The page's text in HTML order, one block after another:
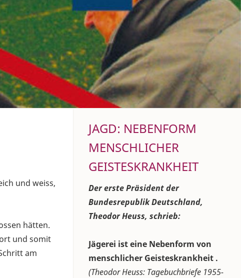
und weiss,
hätten.
und somit
am
JAGD: NEBENFORM
MENSCHLICHER
GEISTESKRANKHEIT
Der erste Präsident der
Bundesrepublik Deutschland,
Theodor Heuss, schrieb:
Jägerei ist eine Nebenform von
menschlicher Geisteskrankheit .
(Theodor Heuss: Tagebuchbriefe 1955-